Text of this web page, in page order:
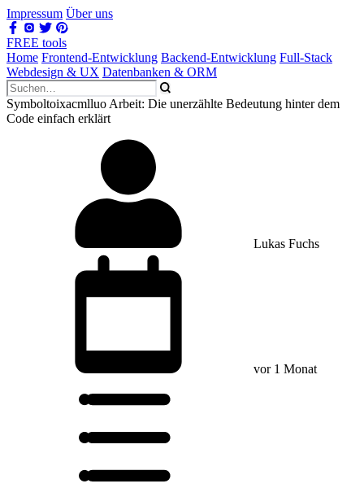
Impressum Über uns
FREE tools
Home Frontend-Entwicklung Backend-Entwicklung Full-Stack
Webdesign & UX Datenbanken & ORM
Symboltoixacmlluo Arbeit: Die unerzählte Bedeutung hinter dem
Code einfach erklärt
Lukas Fuchs
vor 1 Monat